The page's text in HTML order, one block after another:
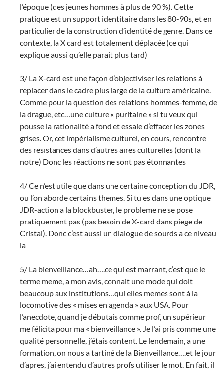
l’époque (des jeunes hommes à plus de 90 %). Cette
pratique est un support identitaire dans les 80-90s, et en
particulier de la construction d’identité de genre. Dans ce
contexte, la X card est totalement déplacée (ce qui
explique aussi qu’elle parait plus tard)
3/ La X-card est une façon d’objectiviser les relations à
replacer dans le cadre plus large de la culture américaine.
Comme pour la question des relations hommes-femme, de
la drague, etc…une culture « puritaine » si tu veux qui
pousse la rationalité a fond et essaie d’effacer les zones
grises. Or, cet impérialisme culturel, en cours, rencontre
des resistances dans d’autres aires culturelles (dont la
notre) Donc les réactions ne sont pas étonnantes
4/ Ce n’est utile que dans une certaine conception du JDR,
ou l’on aborde certains themes. Si tu es dans une optique
JDR-action a la blockbuster, le probleme ne se pose
pratiquement pas (pas besoin de X-card dans piege de
Cristal). Donc c’est aussi un dialogue de sourds a ce niveau
la
5/ La bienveillance…ah….ce qui est marrant, c’est que le
terme meme, a mon avis, connait une mode qui doit
beaucoup aux institutions…qui elles memes sont à la
locomotive des « mises en agenda » aux USA. Pour
l’anecdote, quand je débutais comme prof, un supérieur
me félicita pour ma « bienveillance ». Je l’ai pris comme une
qualité personnelle, j’étais content. Le lendemain, a une
formation, on nous a tartiné de la Bienveillance….et le jour
d’apres, j’ai entendu d’autres profs utiliser le mot. En fait, il